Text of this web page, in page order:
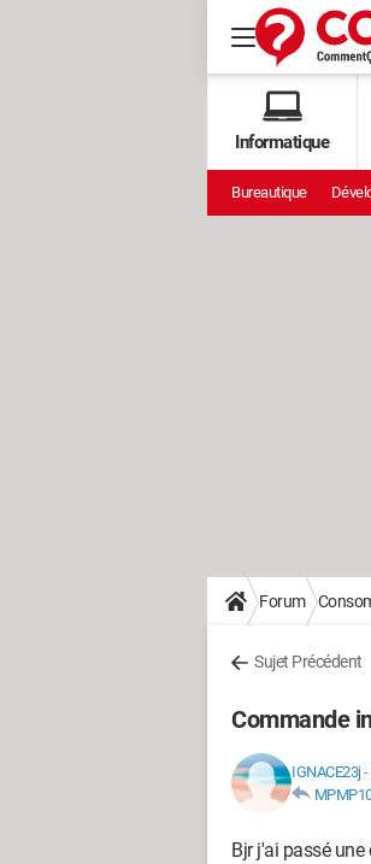
Informatique
Bureautique
Forum
Sujet Précédent
Commande
IGNACE23j -
Bjr j'ai passé